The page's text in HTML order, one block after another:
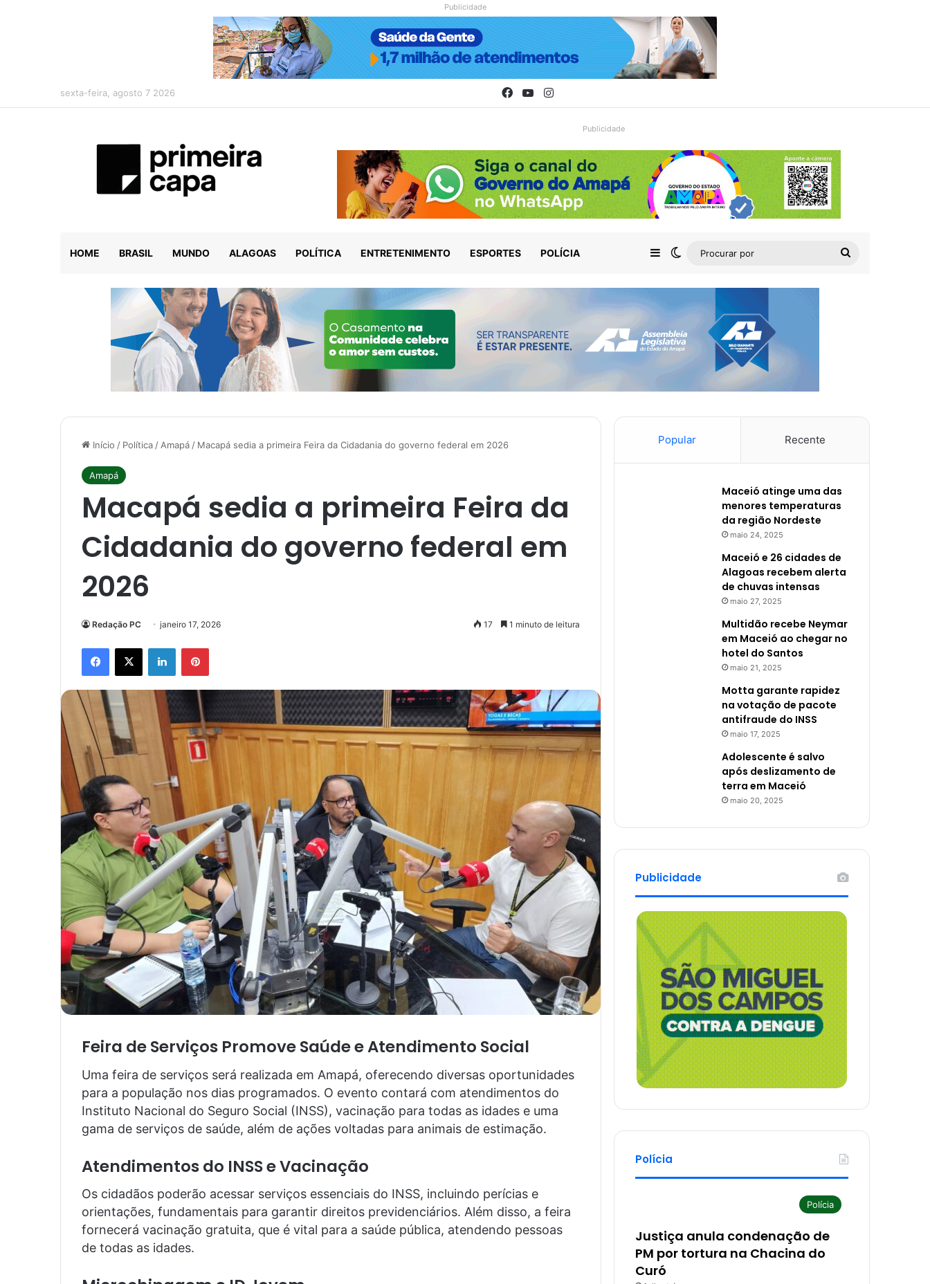
Publicidade
sexta-feira, agosto 7 2026 Facebook
YouTubeInstagram
Publicidade
HOME BRASIL MUNDO ALAGOAS POLÍTICA ENTRETENIMENTO ESPORTES POLÍCIA Barra Lateral
Switch skin
Procurar
Início / Política/Amapá/ Macapá sedia a primeira Feira da Cidadania do governo federal em 2026
Amapá
Macapá sedia a primeira Feira da
Cidadania do governo federal em
2026
Redação PC janeiro 17, 2026 17 1 minuto de leitura
Facebook
X LinkedinPinterest
Feira de Serviços Promove Saúde e Atendimento Social
Uma feira de serviços será realizada em Amapá, oferecendo diversas oportunidades
para a população nos dias programados. O evento contará com atendimentos do
Instituto Nacional do Seguro Social (INSS), vacinação para todas as idades e uma
gama de serviços de saúde, além de ações voltadas para animais de estimação.
Atendimentos do INSS e Vacinação
Os cidadãos poderão acessar serviços essenciais do INSS, incluindo perícias e
orientações, fundamentais para garantir direitos previdenciários. Além disso, a feira
fornecerá vacinação gratuita, que é vital para a saúde pública, atendendo pessoas
de todas as idades.
Popular Recente
Maceió atinge uma das
menores temperaturas
da região Nordeste
maio 24, 2025
Maceió e 26 cidades de
Alagoas recebem alerta
de chuvas intensas
maio 27, 2025
Multidão recebe Neymar
em Maceió ao chegar no
hotel do Santos
maio 21, 2025
Motta garante rapidez
na votação de pacote
antifraude do INSS
maio 17, 2025
Adolescente é salvo
após deslizamento de
terra em Maceió
maio 20, 2025
Publicidade
Polícia
Polícia
Justiça anula condenação de
PM por tortura na Chacina do
Curó